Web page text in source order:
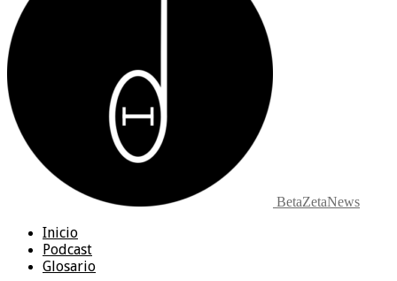
BetaZetaNews
Inicio
Podcast
Glosario